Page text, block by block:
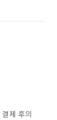
제 후의